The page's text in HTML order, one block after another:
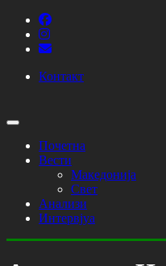
Контакт
Почетна
Вести
Македонија
Свет
Анализи
Интервјуа